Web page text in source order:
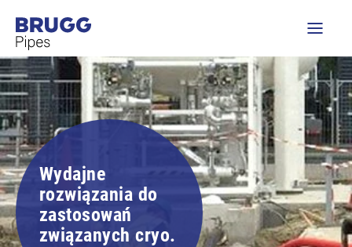
Wydajne
rozwiązania do
zastosowań
związanych cryo.